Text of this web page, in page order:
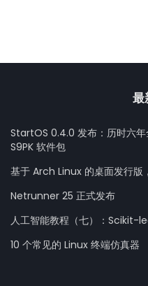
最
StartOS 0.4.0 发布：历时六
S9PK 软件包
基于 Arch Linux 的桌面发行
Netrunner 25 正式发布
人工智能教程（七）：Scikit-
10 个常见的 Linux 终端仿真器